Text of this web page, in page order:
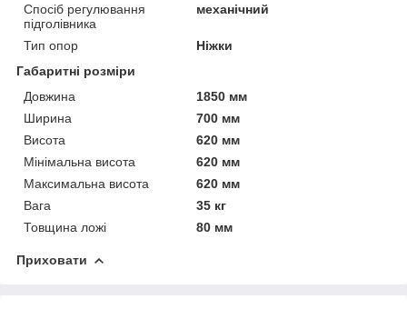
Спосіб регулювання
підголівника
механічний
Тип опор
Ніжки
Габаритні розміри
Довжина
1850 мм
Ширина
700 мм
Висота
620 мм
Мінімальна висота
620 мм
Максимальна висота
620 мм
Вага
35 кг
Товщина ложі
80 мм
Приховати